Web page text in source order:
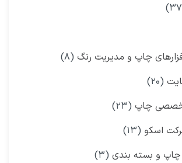
چاپ و مدیریت رنگ (۸)
(۲۰)
تخصصی چاپ (۲۳)
اسکو (۱۳)
چاپ و بسته بندی (۳)